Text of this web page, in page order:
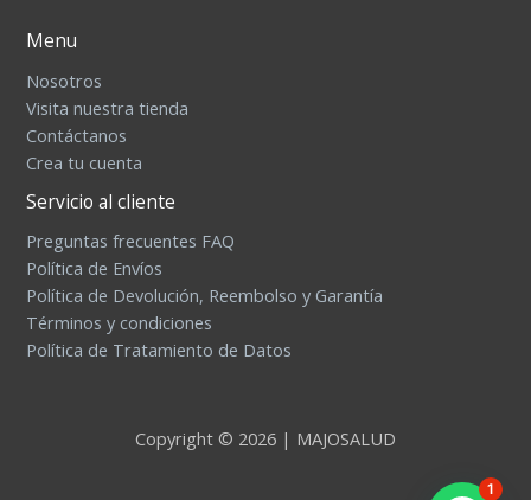
Menu
Nosotros
Visita nuestra tienda
Contáctanos
Crea tu cuenta
Servicio al cliente
Preguntas frecuentes FAQ
Política de Envíos
Política de Devolución, Reembolso y Garantía
Términos y condiciones
Política de Tratamiento de Datos
Copyright © 2026 | MAJOSALUD
1